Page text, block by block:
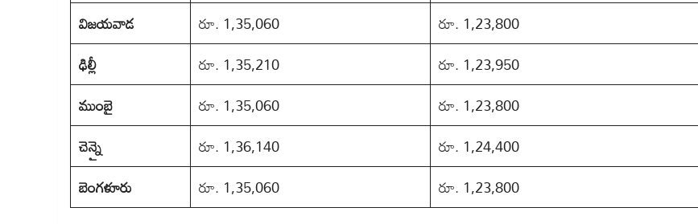
విజయవాడ
రూ. 1,35,060
రూ. 1,23,800
ఢిల్లీ
రూ. 1,35,210
రూ. 1,23,950
ముంబై
రూ. 1,35,060
రూ. 1,23,800
చెన్నై
రూ. 1,36,140
రూ. 1,24,400
బెంగళూరు
రూ. 1,35,060
రూ. 1,23,800